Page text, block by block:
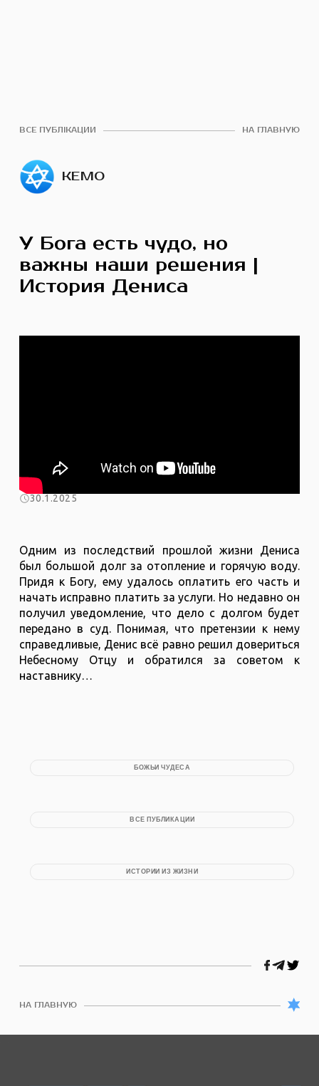
ВСЕ ПУБЛІКАЦИИ НА ГЛАВНУЮ
У Бога есть чудо, но
важны наши решения |
История Дениса
КЕМО
30.1.2025
Одним из последствий прошлой жизни Дениса
был большой долг за отопление и горячую воду.
Придя к Богу, ему удалось оплатить его часть и
начать исправно платить за услуги. Но недавно он
получил уведомление, что дело с долгом будет
передано в суд. Понимая, что претензии к нему
справедливые, Денис всё равно решил довериться
Небесному Отцу и обратился за советом к
наставнику…
БОЖЬИ ЧУДЕСА
ВСЕ ПУБЛИКАЦИИ
ИСТОРИИ ИЗ ЖИЗНИ
НА ГЛАВНУЮ